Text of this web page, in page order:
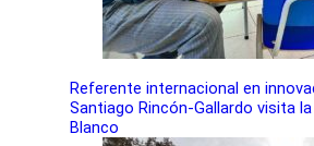
Referente internacional en
Santiago Rincón-Gallardo visita
Blanco